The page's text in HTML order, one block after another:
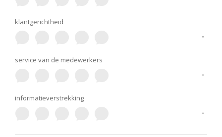
klantgerichtheid
-
service van de medewerkers
-
informatieverstrekking
-